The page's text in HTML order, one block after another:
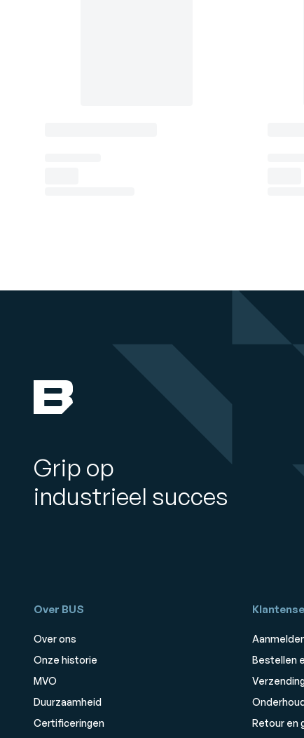
Grip op
industrieel succes
Over BUS
Over ons
Onze historie
MVO
Duurzaamheid
Certificeringen
Bestellen
Retour en